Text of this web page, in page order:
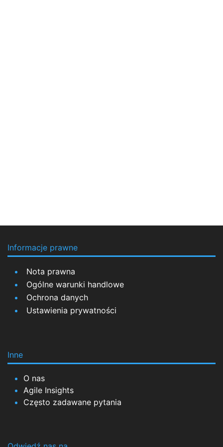
Informacje prawne
Nota prawna
Ogólne warunki handlowe
Ochrona danych
Ustawienia prywatności
Inne
O nas
Agile Insights
Często zadawane pytania